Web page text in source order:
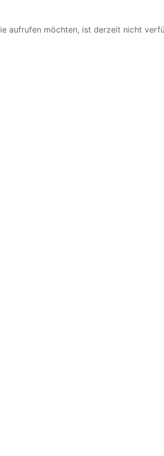
aufrufen möchten, ist derzeit nicht